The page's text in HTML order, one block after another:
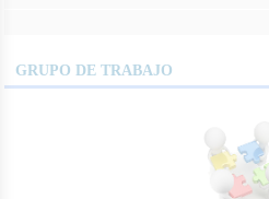
GRUPO DE TRABAJO